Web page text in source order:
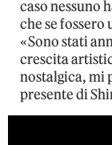
caso nessuno
che se fossero
«Sono stati
crescita
nostalgica, mi
presente di